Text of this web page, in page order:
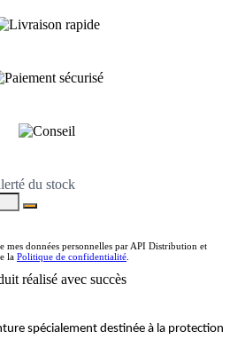
du stock
mes données personnelles par API Distribution et
la Politique de confidentialité.
réalisé avec succès
spécialement destinée à la protection